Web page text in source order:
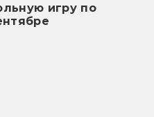
игру по